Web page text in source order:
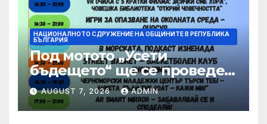
НАЦИОНАЛНОТО СДРУЖЕНИЕ НА ОБЩИНИТЕ В РЕПУБЛИКА
БЪЛГАРИЯ
Под мотото „Усети
бъдещето“ ще се проведе
шестото издание на
фестивала OPEN
BUZLUDZHA
AUGUST 7, 2026 ADMIN